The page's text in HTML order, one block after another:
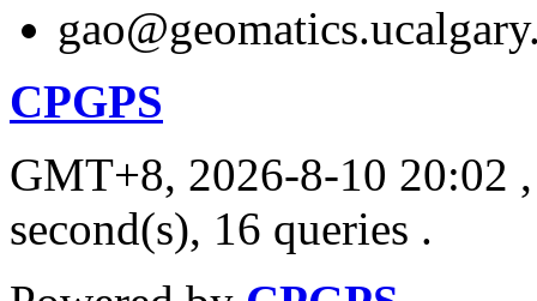
CPGPS
GMT+8, 2026-8-10 20:02
second(s), 16 queries .